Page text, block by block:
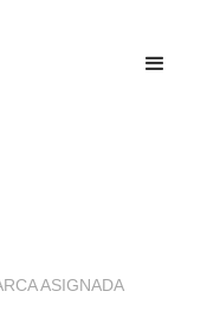
ASIGNADA